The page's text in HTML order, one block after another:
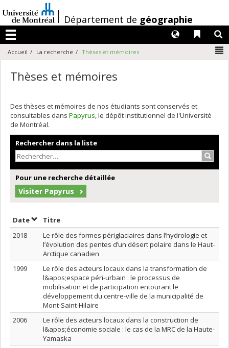
au
contenu
/Département de géographie
Menu
Liens
Langues
Accueil La recherche Thèses et mémoires
Thèses et mémoires
Des thèses et mémoires de nos étudiants sont conservés et
consultables dans Papyrus, le dépôt institutionnel de l'Université
de Montréal.
Rechercher dans la liste
Pour une recherche détaillée
Visiter Papyrus
DateTrier par date en ordre décroissant
Titre
2018
Le rôle des formes périglaciaires dans l’hydrologie et
l’évolution des pentes d’un désert polaire dans le Haut-
Arctique canadien
1999
Le rôle des acteurs locaux dans la transformation de
l&apos;espace péri-urbain : le processus de
mobilisation et de participation entourant le
développement du centre-ville de la municipalité de
Mont-Saint-Hilaire
2006
Le rôle des acteurs locaux dans la construction de
l&apos;économie sociale : le cas de la MRC de la Haute-
Yamaska